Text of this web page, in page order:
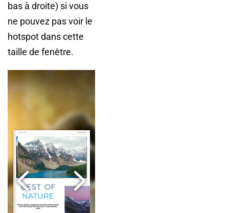
bas à droite) si vous
ne pouvez pas voir le
hotspot dans cette
taille de fenêtre.